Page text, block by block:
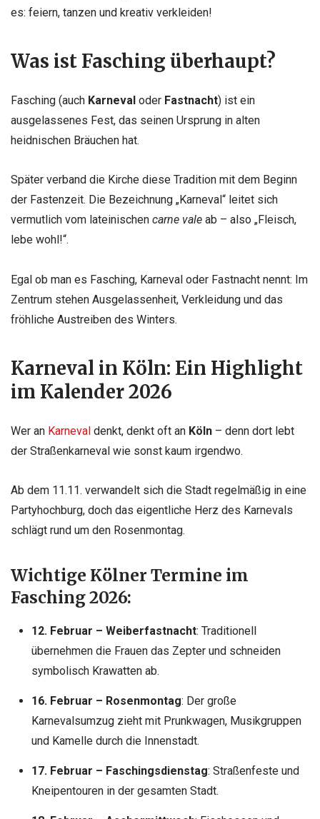
es: feiern, tanzen und kreativ verkleiden!
Was ist Fasching überhaupt?
Fasching (auch Karneval oder Fastnacht) ist ein
ausgelassenes Fest, das seinen Ursprung in alten
heidnischen Bräuchen hat.
Später verband die Kirche diese Tradition mit dem Beginn
der Fastenzeit. Die Bezeichnung „Karneval“ leitet sich
vermutlich vom lateinischen carne vale ab – also „Fleisch,
lebe wohl!“.
Egal ob man es Fasching, Karneval oder Fastnacht nennt: Im
Zentrum stehen Ausgelassenheit, Verkleidung und das
fröhliche Austreiben des Winters.
Karneval in Köln: Ein Highlight
im Kalender 2026
Wer an Karneval denkt, denkt oft an Köln – denn dort lebt
der Straßenkarneval wie sonst kaum irgendwo.
Ab dem 11.11. verwandelt sich die Stadt regelmäßig in eine
Partyhochburg, doch das eigentliche Herz des Karnevals
schlägt rund um den Rosenmontag.
Wichtige Kölner Termine im
Fasching 2026:
12. Februar – Weiberfastnacht: Traditionell
übernehmen die Frauen das Zepter und schneiden
symbolisch Krawatten ab.
16. Februar – Rosenmontag: Der große
Karnevalsumzug zieht mit Prunkwagen, Musikgruppen
und Kamelle durch die Innenstadt.
17. Februar – Faschingsdienstag: Straßenfeste und
Kneipentouren in der gesamten Stadt.